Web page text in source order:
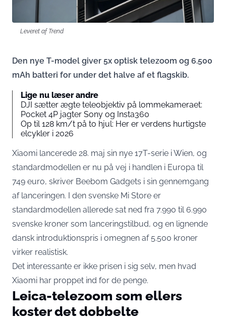
Leveret af Trend
Den nye T-model giver 5x optisk telezoom og 6.500
mAh batteri for under det halve af et flagskib.
Lige nu læser andre
DJI sætter ægte teleobjektiv på lommekameraet:
Pocket 4P jagter Sony og Insta360
Op til 128 km/t på to hjul: Her er verdens hurtigste
elcykler i 2026
Xiaomi lancerede 28. maj sin nye 17T-serie i Wien, og
standardmodellen er nu på vej i handlen i Europa til
749 euro, skriver Beebom Gadgets i sin gennemgang
af lanceringen. I den svenske Mi Store er
standardmodellen allerede sat ned fra 7.990 til 6.990
svenske kroner som lanceringstilbud, og en lignende
dansk introduktionspris i omegnen af 5.500 kroner
virker realistisk.
Det interessante er ikke prisen i sig selv, men hvad
Xiaomi har proppet ind for de penge.
Leica-telezoom som ellers
koster det dobbelte